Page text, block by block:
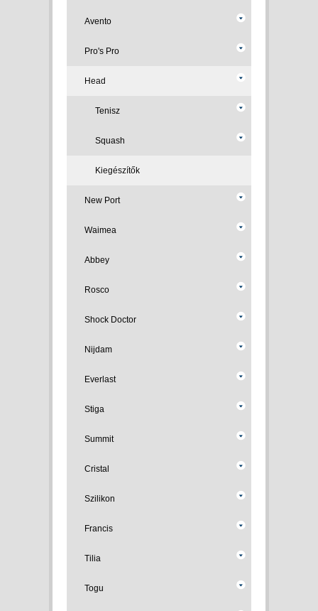
Avento
Pro's Pro
Head
Tenisz
Squash
Kiegészítők
New Port
Waimea
Abbey
Rosco
Shock Doctor
Nijdam
Everlast
Stiga
Summit
Cristal
Szilikon
Francis
Tilia
Togu